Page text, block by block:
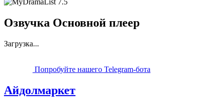
7.5
Озвучка Основной плеер
Загрузка...
Попробуйте нашего Telegram-бота
Айдолмаркет